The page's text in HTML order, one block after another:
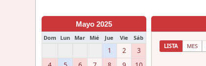
Mayo 2025
Dom Lun Mar Mié Jue Vie Sáb
1 2
3
LISTA MES